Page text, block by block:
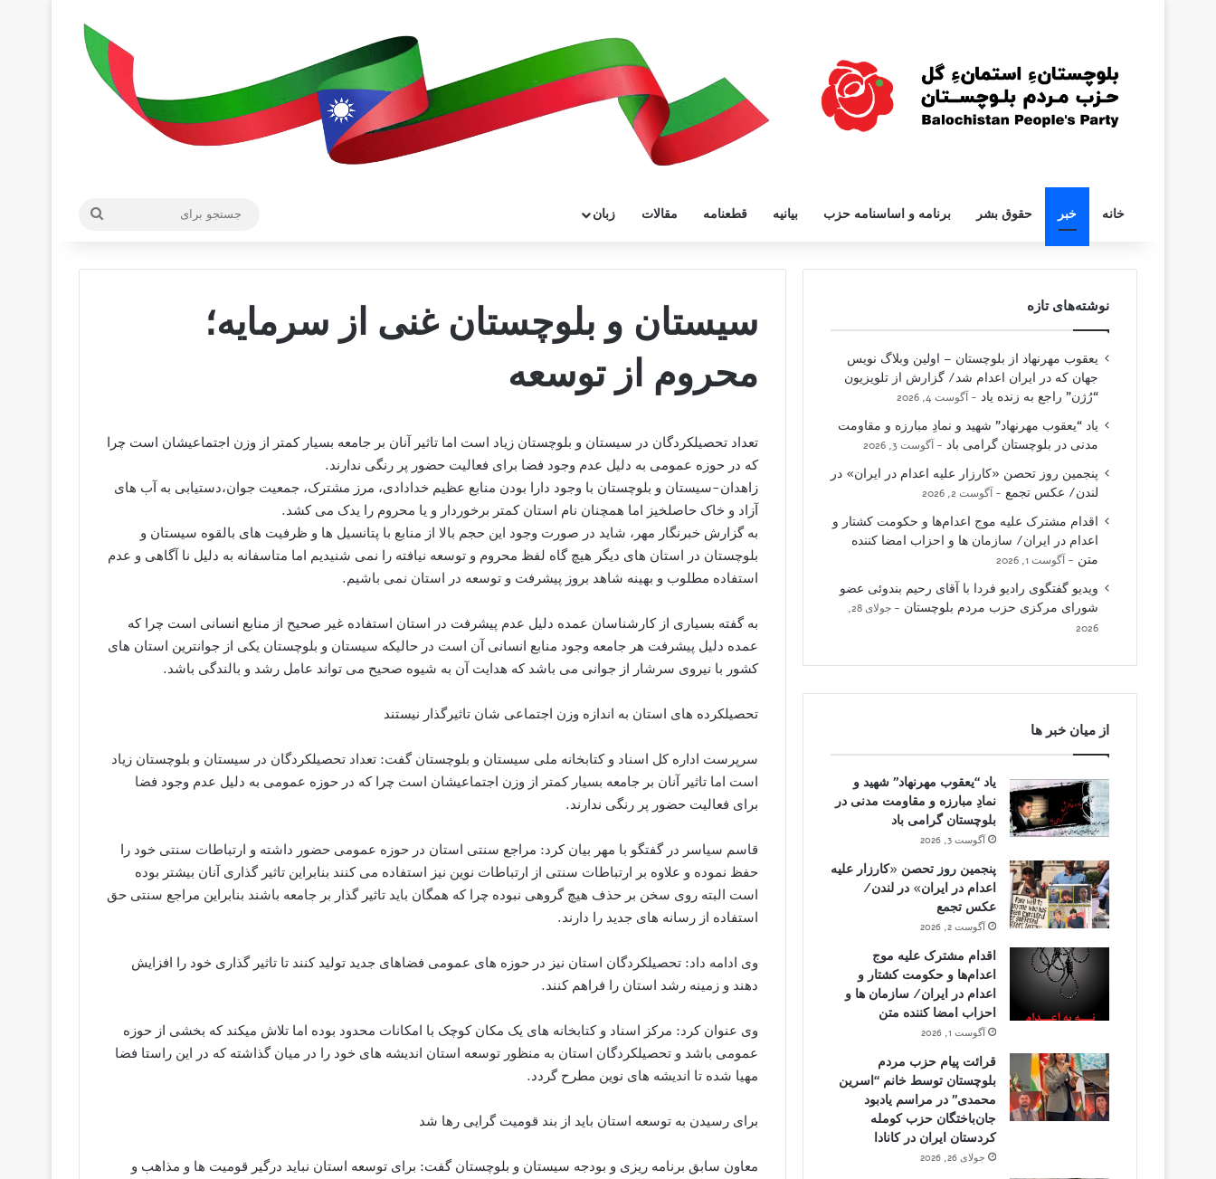
خانه خبر حقوق بشر برنامه و اساسنامه حزب بیانیه قطعنامه مقالات زبان
سیستان و بلوچستان غنی از سرمایه؛
محروم از توسعه
تعداد تحصیلکردگان در سیستان و بلوچستان زیاد است اما تاثیر آنان بر جامعه بسیار کمتر از وزن اجتماعیشان است چرا
که در حوزه عمومی به دلیل عدم وجود فضا برای فعالیت حضور پر رنگی ندارند.
زاهدان-سیستان و بلوچستان با وجود دارا بودن منابع عظیم خدادادی، مرز مشترک، جمعیت جوان،دستیابی به آب های
آزاد و خاک حاصلخیز اما همچنان نام استان کمتر برخوردار و یا محروم را یدک می کشد.
به گزارش خبرنگار مهر، شاید در صورت وجود این حجم بالا از منابع با پتانسیل ها و ظرفیت های بالقوه سیستان و
بلوچستان در استان های دیگر هیچ گاه لفظ محروم و توسعه نیافته را نمی شنیدیم اما متاسفانه به دلیل نا آگاهی و عدم
استفاده مطلوب و بهینه شاهد بروز پیشرفت و توسعه در استان نمی باشیم.
به گفته بسیاری از کارشناسان عمده دلیل عدم پیشرفت در استان استفاده غیر صحیح از منابع انسانی است چرا که
عمده دلیل پیشرفت هر جامعه وجود منابع انسانی آن است در حالیکه سیستان و بلوچستان یکی از جوانترین استان های
کشور با نیروی سرشار از جوانی می باشد که هدایت آن به شیوه صحیح می تواند عامل رشد و بالندگی باشد.
تحصیلکرده های استان به اندازه وزن اجتماعی شان تاثیرگذار نیستند
سرپرست اداره کل اسناد و کتابخانه ملی سیستان و بلوچستان گفت: تعداد تحصیلکردگان در سیستان و بلوچستان زیاد
است اما تاثیر آنان بر جامعه بسیار کمتر از وزن اجتماعیشان است چرا که در حوزه عمومی به دلیل عدم وجود فضا
برای فعالیت حضور پر رنگی ندارند.
قاسم سیاسر در گفتگو با مهر بیان کرد: مراجع سنتی استان در حوزه عمومی حضور داشته و ارتباطات سنتی خود را
حفظ نموده و علاوه بر ارتباطات سنتی از ارتباطات نوین نیز استفاده می کنند بنابراین تاثیر گذاری آنان بیشتر بوده
است البته روی سخن بر حذف هیچ گروهی نبوده چرا که همگان باید تاثیر گذار بر جامعه باشند بنابراین مراجع سنتی حق
استفاده از رسانه های جدید را دارند.
وی ادامه داد: تحصیلکردگان استان نیز در حوزه های عمومی فضاهای جدید تولید کنند تا تاثیر گذاری خود را افزایش
دهند و زمینه رشد استان را فراهم کنند.
وی عنوان کرد: مرکز اسناد و کتابخانه های یک مکان کوچک با امکانات محدود بوده اما تلاش میکند که بخشی از حوزه
عمومی باشد و تحصیلکردگان استان به منظور توسعه استان اندیشه های خود را در میان گذاشته که در این راستا فضا
مهیا شده تا اندیشه های نوین مطرح گردد.
برای رسیدن به توسعه استان باید از بند قومیت گرایی رها شد
معاون سابق برنامه ریزی و بودجه سیستان و بلوچستان گفت: برای توسعه استان نباید درگیر قومیت ها و مذاهب و
نوشته‌های تازه
یعقوب مهرنهاد از بلوچستان – اولین وبلاگ نویس
جهان که در ایران اعدام شد/ گزارش از تلویزیون
“رُژن” راجع به زنده یاد
آگوست 4, 2026
یاد “یعقوب مهرنهاد” شهید و نمادِ مبارزه و مقاومت
مدنی در بلوچستان گرامی باد
آگوست 3, 2026
پنجمین روز تحصن «کارزار علیه اعدام در ایران» در
لندن/ عکس تجمع
آگوست 2, 2026
اقدام مشترک علیه موج اعدام‌ها و حکومت کشتار و
اعدام در ایران/ سازمان ها و احزاب امضا کننده
متن
آگوست 1, 2026
ویدیو گفتگوی رادیو فردا با آقای رحیم بندوئی عضو
شورای مرکزی حزب مردم بلوچستان
جولای 28,
2026
از میان خبر ها
یاد “یعقوب مهرنهاد” شهید و
نمادِ مبارزه و مقاومت مدنی در
بلوچستان گرامی باد
آگوست 3, 2026
پنجمین روز تحصن «کارزار علیه
اعدام در ایران» در لندن/
عکس تجمع
آگوست 2, 2026
اقدام مشترک علیه موج
اعدام‌ها و حکومت کشتار و
اعدام در ایران/ سازمان ها و
احزاب امضا کننده متن
آگوست 1, 2026
قرائت پیام حزب مردم
بلوچستان توسط خانم “اسرین
محمدی” در مراسم یادبود
جان‌باختگان حزب کومله
کردستان ایران در کانادا
جولای 26, 2026